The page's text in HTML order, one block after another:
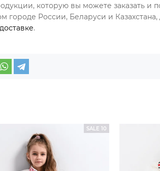
которую вы можете заказать и
городе России, Беларуси и Казахстана,
доставке.
SALE 10